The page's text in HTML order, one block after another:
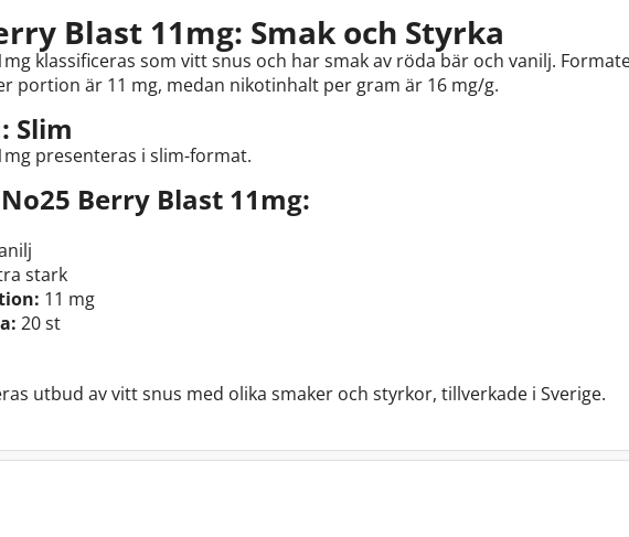
Blast 11mg: Smak och Styrka
klassificeras som vitt snus och har smak av röda bär och vanilj.
portion är 11 mg, medan nikotinhalt per gram är 16 mg/g.
Slim
presenteras i slim-format.
Berry Blast 11mg:
stark
11 mg
20 st
utbud av vitt snus med olika smaker och styrkor, tillverkade i Sverige.